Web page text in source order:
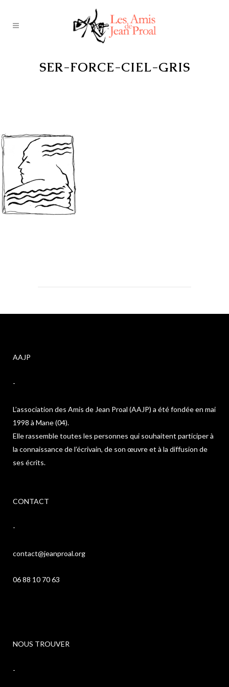
SER-FORCE-CIEL-GRIS
AAJP
-
L’association des Amis de Jean Proal (AAJP) a été fondée en mai
1998 à Mane (04).
Elle rassemble toutes les personnes qui souhaitent participer à
la connaissance de l’écrivain, de son œuvre et à la diffusion de
ses écrits.
CONTACT
-
contact@jeanproal.org
06 88 10 70 63
NOUS TROUVER
-